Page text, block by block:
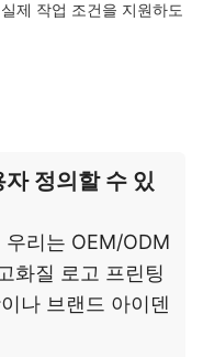
제 작업 조건을 지원하도
정의할 수 있
우리는 OEM/ODM
화질 로고 프린팅
나 브랜드 아이덴